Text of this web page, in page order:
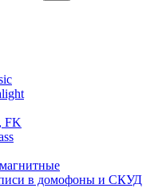
FK
в домофоны и СКУД